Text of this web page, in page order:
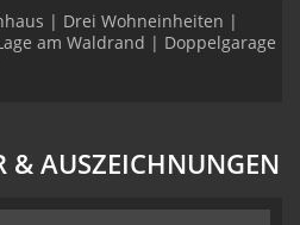
| Drei Wohneinheiten |
am Waldrand | Doppelgarage
& AUSZEICHNUNGEN